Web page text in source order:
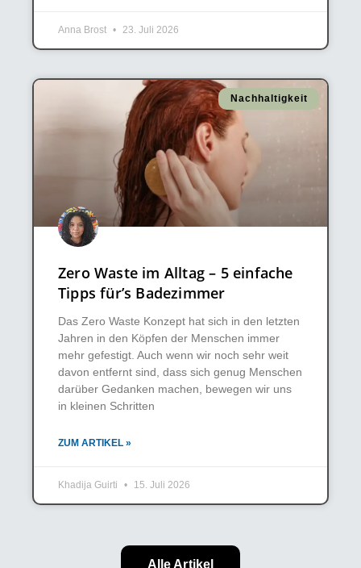
Anna Brost 23. Juli 2026
Nachhaltigkeit
Zero Waste im Alltag – 5 einfache
Tipps für’s Badezimmer
Das Zero Waste Konzept hat sich in den letzten
Jahren in den Köpfen der Menschen immer
mehr gefestigt. Auch wenn wir noch sehr weit
davon entfernt sind, dass sich genug Menschen
darüber Gedanken machen, bewegen wir uns
in kleinen Schritten
ZUM ARTIKEL »
Khadija Guirti 15. Juli 2026
Alle Artikel